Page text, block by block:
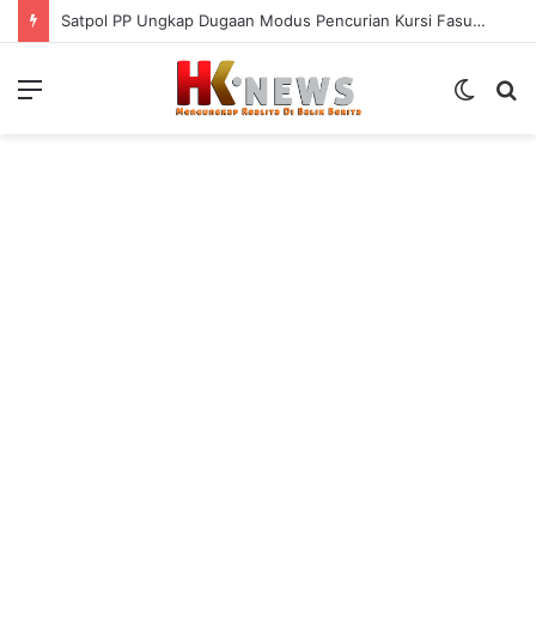
Satpol PP Ungkap Dugaan Modus Pencurian Kursi Fasum Pemkot Surabaya Pakai Ambulans
Menu
Switch